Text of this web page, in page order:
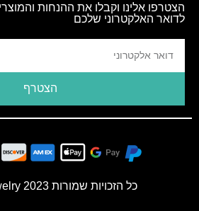
הצטרפו אלינו וקבלו את ההנחות
לדואר האלקטרוני שלכם
הצטרף
כל הזכויות שמורות 2023 Beleco Jewelry